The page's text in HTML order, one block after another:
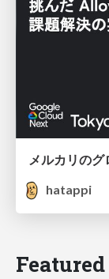
hatappi
Featured